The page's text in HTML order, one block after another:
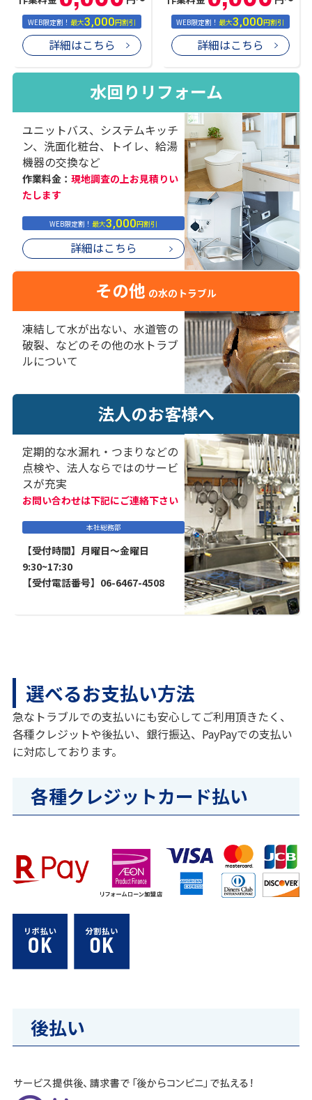
WEB限定割！最大3,000円割引
詳細はこちら
WEB限定割！最大3,000円割引
詳細はこちら
水回りリフォーム
ユニットバス、システムキッチ
ン、洗面化粧台、トイレ、給湯
機器の交換など
作業料金： 現地調査の上お見積りい
たします
WEB限定割！最大3,000円割引
詳細はこちら
その他 の水のトラブル
凍結して水が出ない、水道管の
破裂、などのその他の水トラブ
ルについて
法人のお客様へ
定期的な水漏れ・つまりなどの
点検や、法人ならではのサービ
スが充実
お問い合わせは下記にご連絡下さい
本社総務部
【受付時間】月曜日～金曜日
9:30~17:30
【受付電話番号】06-6467-4508
選べるお支払い方法
急なトラブルでの支払いにも安心してご利用頂きたく、
各種クレジットや後払い、銀行振込、PayPayでの支払い
に対応しております。
各種クレジットカード払い
後払い